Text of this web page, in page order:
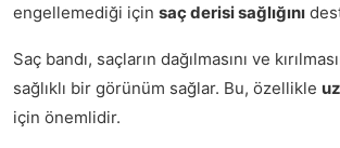
engellemediği için saç derisi sağlığını
Saç bandı, saçların dağılmasını ve
sağlıklı bir görünüm sağlar. Bu, özellikle
için önemlidir.